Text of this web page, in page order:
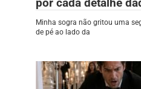
Minha sogra não gritou uma
de pé ao lado da